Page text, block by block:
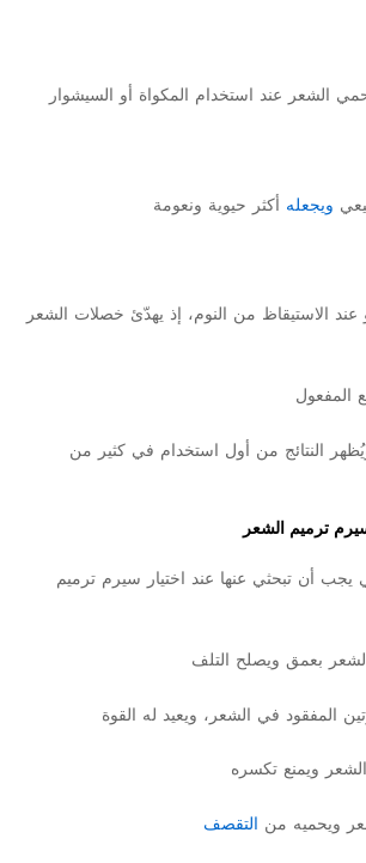
الشعر عند استخدام المكواة أو السيشوار
ويجعله أكثر حيوية ونعومة
عند الاستيقاظ من النوم، إذ يهدّئ خصلات الشعر
المفعول
النتائج من أول استخدام في كثير من
ترميم الشعر
يجب أن تبحثي عنها عند اختيار سيرم ترميم
بعمق ويصلح التلف
المفقود في الشعر، ويعيد له القوة
ويمنع تكسره
ويحميه من التقصف